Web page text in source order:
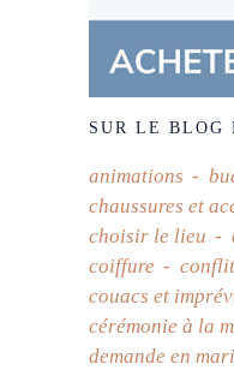
SUR LE BLOG
animations
chaussures et
choisir le lieu
coiffure
couacs et
cérémonie à la
demande en